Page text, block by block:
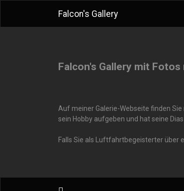
Falcon's Gallery
Falcon's Gallery mit
Auf meiner Galerie-Webseite finden
sein Hobby aufgeben und hat seine
Falls Sie als Luftfahrtbegeisterter über